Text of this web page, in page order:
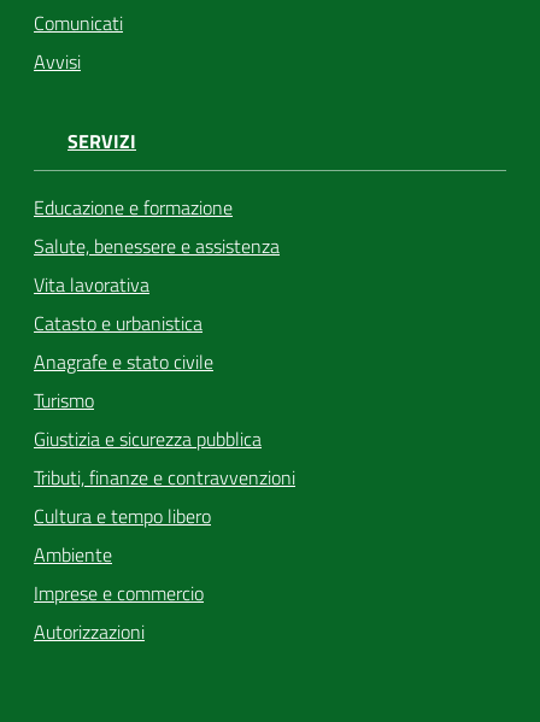
Comunicati
Avvisi
SERVIZI
Educazione e formazione
Salute, benessere e assistenza
Vita lavorativa
Catasto e urbanistica
Anagrafe e stato civile
Turismo
Giustizia e sicurezza pubblica
Tributi, finanze e contravvenzioni
Cultura e tempo libero
Ambiente
Imprese e commercio
Autorizzazioni